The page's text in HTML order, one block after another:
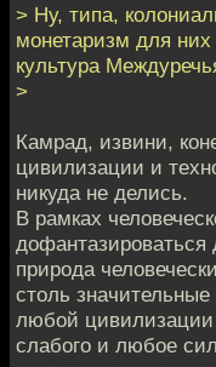
> Ну, типа,
монетаризм для них
культура
>
Камрад, извини,
цивилизации и
никуда не делись.
В рамках
дофантазироваться
природа
столь
любой цивилизации
слабого и любое